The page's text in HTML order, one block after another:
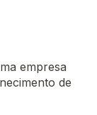
empresa
de